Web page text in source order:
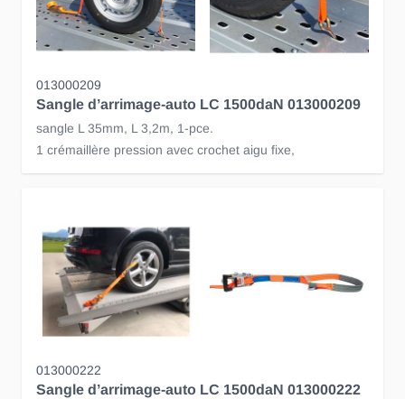
013000209
Sangle d’arrimage-auto LC 1500daN 013000209
sangle L 35mm, L 3,2m, 1-pce.
1 crémaillère pression avec crochet aigu fixe,
013000222
Sangle d’arrimage-auto LC 1500daN 013000222